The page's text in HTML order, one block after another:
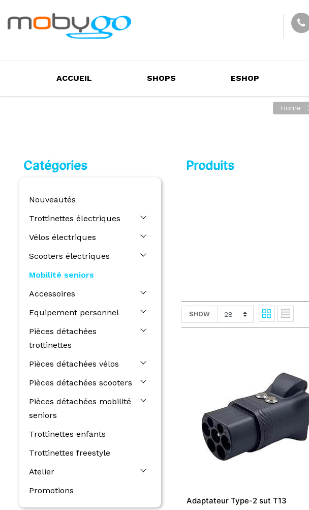
ACCUEIL SHOPS ESHOP
Home
Catégories
Nouveautés
Trottinettes électriques
Vélos électriques
Scooters électriques
Mobilité seniors
Accessoires
Equipement personnel
Pièces détachées
trottinettes
Pièces détachées vélos
Pièces détachées scooters
Pièces détachées mobilité
seniors
Trottinettes enfants
Trottinettes freestyle
Atelier
Promotions
Produits
SHOW
Adaptateur Type-2 sut T13